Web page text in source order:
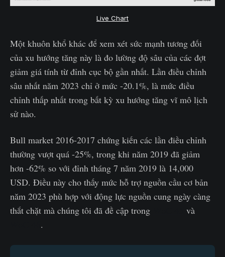
Live Chart
Một khuôn khổ khác để xem xét sức mạnh tương đối
của xu hướng tăng này là đo lường độ sâu của các đợt
giảm giá tính từ đỉnh cục bộ gần nhất. Lần điều chỉnh
sâu nhất năm 2023 chỉ ở mức -20.1%, là mức điều
chỉnh thấp nhất trong bất kỳ xu hướng tăng vĩ mô lịch
sử nào.
Bull market 2016-2017 chứng kiến các lần điều chỉnh
thường vượt quá -25%, trong khi năm 2019 đã giảm
hơn -62% so với đỉnh tháng 7 năm 2019 là 14,000
USD. Điều này cho thấy mức hỗ trợ nguồn cầu cơ bản
năm 2023 phù hợp với động lực nguồn cung ngày càng
thắt chặt mà chúng tôi đã đề cập trong
và
.